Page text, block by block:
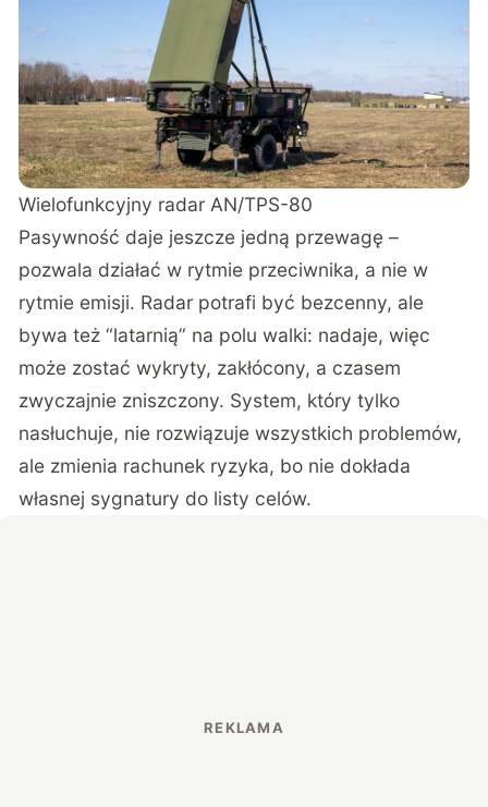
Wielofunkcyjny radar AN/TPS-80
Pasywność daje jeszcze jedną przewagę –
pozwala działać w rytmie przeciwnika, a nie w
rytmie emisji. Radar potrafi być bezcenny, ale
bywa też “latarnią” na polu walki: nadaje, więc
może zostać wykryty, zakłócony, a czasem
zwyczajnie zniszczony. System, który tylko
nasłuchuje, nie rozwiązuje wszystkich problemów,
ale zmienia rachunek ryzyka, bo nie dokłada
własnej sygnatury do listy celów.